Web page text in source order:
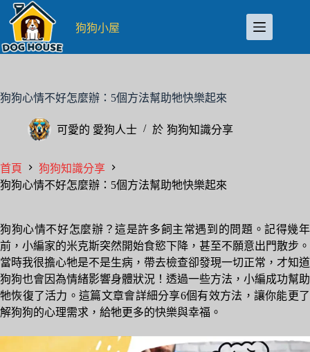
至
主
容
狗狗小屋
狗狗心情不好怎麼辦：5個方法幫助牠快樂起來
可愛的 愛狗人士 於 狗狗知識分享
首頁
狗狗知識分享
狗狗心情不好怎麼辦：5個方法幫助牠快樂起來
狗狗心情不好怎麼辦？這是許多飼主常遇到的問題。記得幾年
前，小編家的米克斯突然開始食慾下降，甚至不願意出門散步。
當時我很擔心牠是不是生病，帶去檢查卻發現一切正常，才知道
狗狗也會因為情緒影響身體狀況！透過一些方法，小編成功幫助
牠恢復了活力。這篇文章會詳細分享6個有效方法，讓你能更了
解狗狗的心理需求，給牠更多的快樂與幸福。